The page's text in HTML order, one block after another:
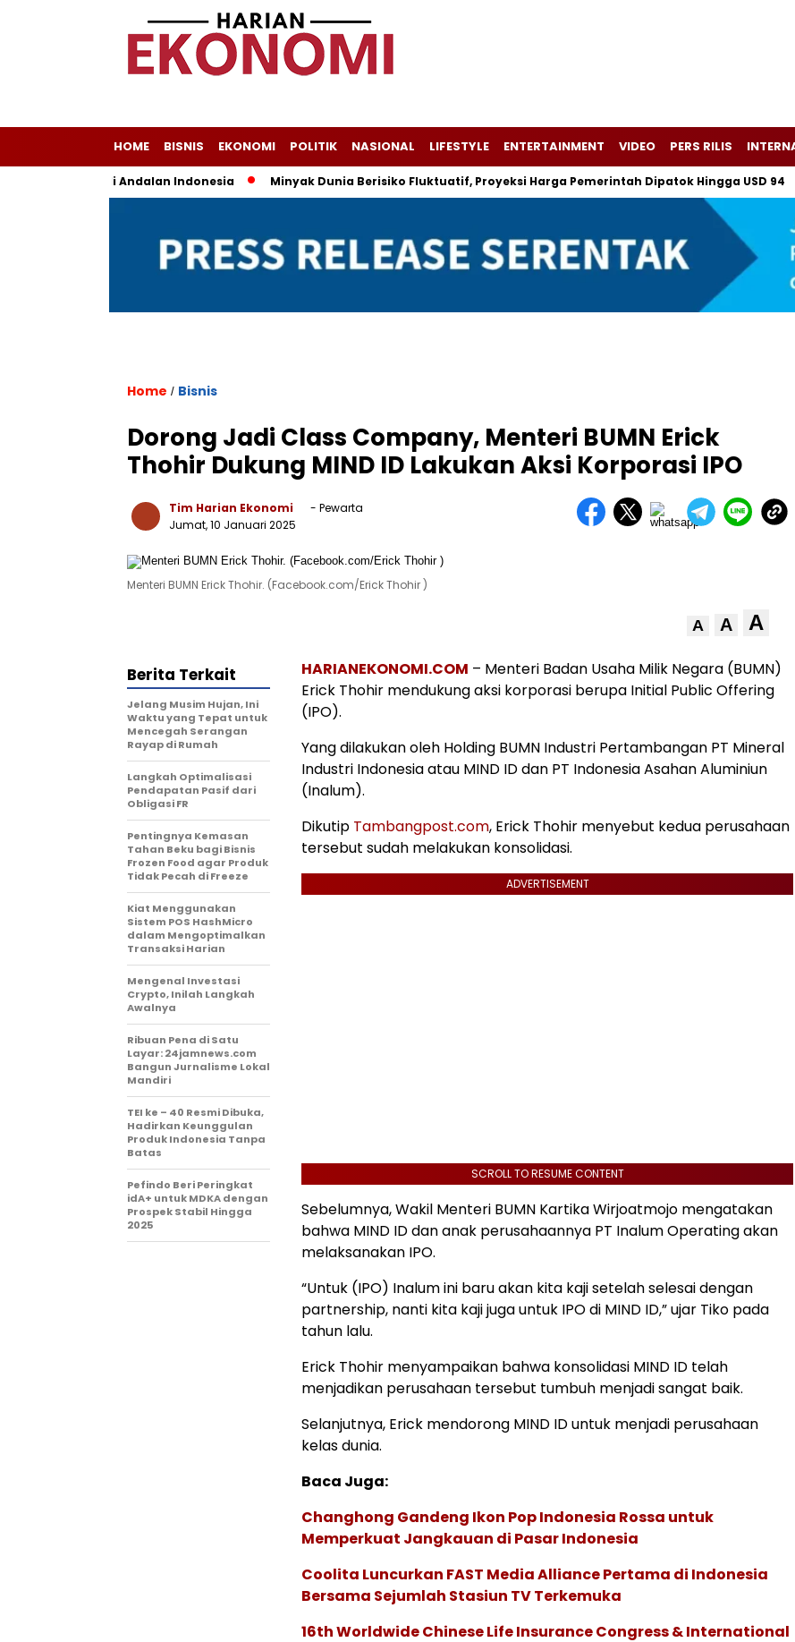
HOME BISNIS EKONOMI POLITIK NASIONAL LIFESTYLE ENTERTAINMENT VIDEO PERS RILIS
Masih Jadi Andalan Indonesia Minyak Dunia Berisiko Fluktuatif, Proyeksi Harga Pemerintah Dipatok Hingga USD 94
Home / Bisnis
Dorong Jadi Class Company, Menteri BUMN Erick
Thohir Dukung MIND ID Lakukan Aksi Korporasi IPO
Tim Harian Ekonomi
- Pewarta
Jumat, 10 Januari 2025
Menteri BUMN Erick Thohir. (Facebook.com/Erick Thohir )
A A A
HARIANEKONOMI.COM – Menteri Badan Usaha Milik Negara (BUMN)
Erick Thohir mendukung aksi korporasi berupa Initial Public Offering
(IPO).
Yang dilakukan oleh Holding BUMN Industri Pertambangan PT Mineral
Industri Indonesia atau MIND ID dan PT Indonesia Asahan Aluminiun
(Inalum).
Dikutip Tambangpost.com, Erick Thohir menyebut kedua perusahaan
tersebut sudah melakukan konsolidasi.
ADVERTISEMENT
SCROLL TO RESUME CONTENT
Sebelumnya, Wakil Menteri BUMN Kartika Wirjoatmojo mengatakan
bahwa MIND ID dan anak perusahaannya PT Inalum Operating akan
melaksanakan IPO.
“Untuk (IPO) Inalum ini baru akan kita kaji setelah selesai dengan
partnership, nanti kita kaji juga untuk IPO di MIND ID,” ujar Tiko pada
tahun lalu.
Erick Thohir menyampaikan bahwa konsolidasi MIND ID telah
menjadikan perusahaan tersebut tumbuh menjadi sangat baik.
Selanjutnya, Erick mendorong MIND ID untuk menjadi perusahaan
kelas dunia.
Baca Juga:
Changhong Gandeng Ikon Pop Indonesia Rossa untuk
Memperkuat Jangkauan di Pasar Indonesia
Coolita Luncurkan FAST Media Alliance Pertama di Indonesia
Bersama Sejumlah Stasiun TV Terkemuka
16th Worldwide Chinese Life Insurance Congress & International
Berita Terkait
Jelang Musim Hujan, Ini
Waktu yang Tepat untuk
Mencegah Serangan
Rayap di Rumah
Langkah Optimalisasi
Pendapatan Pasif dari
Obligasi FR
Pentingnya Kemasan
Tahan Beku bagi Bisnis
Frozen Food agar Produk
Tidak Pecah di Freeze
Kiat Menggunakan
Sistem POS HashMicro
dalam Mengoptimalkan
Transaksi Harian
Mengenal Investasi
Crypto, Inilah Langkah
Awalnya
Ribuan Pena di Satu
Layar: 24jamnews.com
Bangun Jurnalisme Lokal
Mandiri
TEI ke – 40 Resmi Dibuka,
Hadirkan Keunggulan
Produk Indonesia Tanpa
Batas
Pefindo Beri Peringkat
idA+ untuk MDKA dengan
Prospek Stabil Hingga
2025